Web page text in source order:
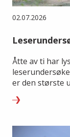
02.07.2026
Åtte av ti har
er den største